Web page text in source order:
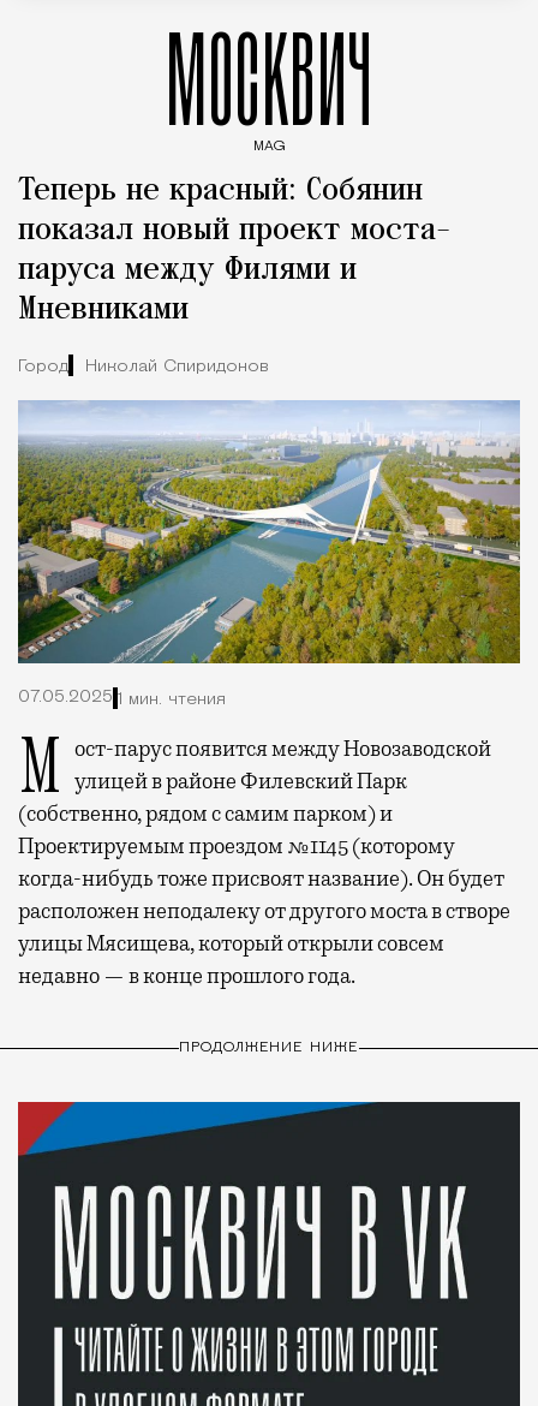
МОСКВИЧ
MAG
Теперь не красный: Собянин
показал новый проект моста-
паруса между Филями и
Мневниками
Город Николай Спиридонов
07.05.2025 1 мин. чтения
Мост-парус появится между Новозаводской улицей в районе Филевский Парк
(собственно, рядом с самим парком) и
Проектируемым проездом №1145 (которому
когда-нибудь тоже присвоят название). Он будет
расположен неподалеку от другого моста в створе
улицы Мясищева, который открыли совсем
недавно — в конце прошлого года.
ПРОДОЛЖЕНИЕ НИЖЕ